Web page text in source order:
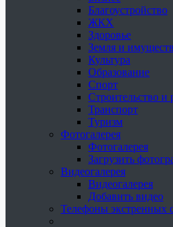
Благоустройство
ЖКХ
Здоровье
Земля и
Культура
Образование
Спорт
Строительство и
Транспорт
Туризм
Фотогалерея
Фотогалерея
Загрузить
Видеогалерея
Видеогалерея
Добавить видео
Телефоны экстренных